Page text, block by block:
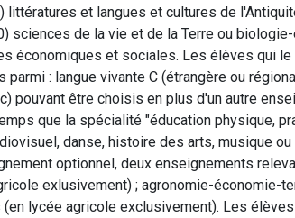
littératures et langues et cultures de
sciences de la vie et de la Terre ou
économiques et sociales. Les élèves qui
parmi : langue vivante C (étrangère ou
pouvant être choisis en plus d'un autre
que la spécialité "éducation physique,
danse, histoire des arts, musique
optionnel, deux enseignements
exlusivement) ; agronomie-économie-
lycée agricole exclusivement). Les